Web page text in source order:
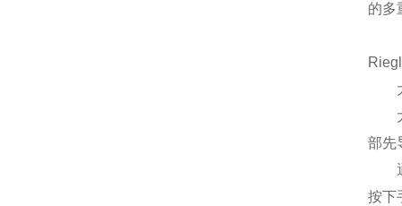
的多
大
大
部先
通
按下